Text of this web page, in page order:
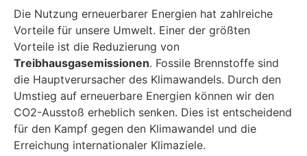
Die Nutzung erneuerbarer Energien hat zahlreiche
Vorteile für unsere Umwelt. Einer der größten
Vorteile ist die Reduzierung von
Treibhausgasemissionen. Fossile Brennstoffe sind
die Hauptverursacher des Klimawandels. Durch den
Umstieg auf erneuerbare Energien können wir den
CO2-Ausstoß erheblich senken. Dies ist entscheidend
für den Kampf gegen den Klimawandel und die
Erreichung internationaler Klimaziele.